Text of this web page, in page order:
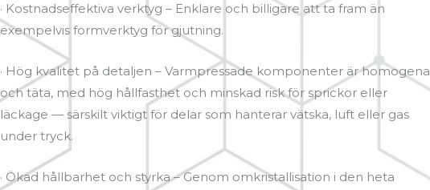
· Kostnadseffektiva verktyg – Enklare och billigare att ta fram än
exempelvis formverktyg för gjutning.
· Hög kvalitet på detaljen – Varmpressade komponenter är homogena
och täta, med hög hållfasthet och minskad risk för sprickor eller
läckage — särskilt viktigt för delar som hanterar vätska, luft eller gas
under tryck.
· Ökad hållbarhet och styrka – Genom omkristallisation i den heta